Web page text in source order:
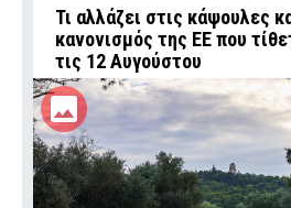
Τι αλλάζει στις κάψουλες
κανονισμός της ΕΕ που
τις 12 Αυγούστου